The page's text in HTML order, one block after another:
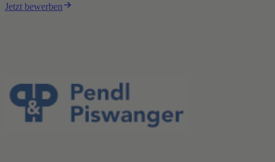
Jetzt bewerben